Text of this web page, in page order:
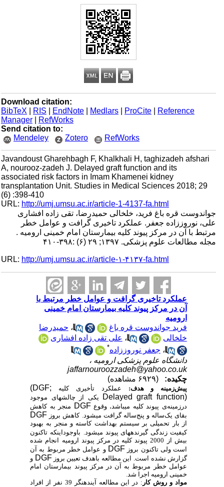
Download citation:
BibTeX
| RIS |EndNote |Medlars |ProCite |Reference
Manager
|RefWorks
Send citation to:
Mendeley
Zotero RefWorks
Javandoust Gharehbagh F, Khalkhali H, taghizadeh afshari
A, nourooz-zadeh J. Delayed graft function and its
associated risk factors in Imam Khamenei kidney
transplantation Unit. Studies in Medical Sciences 2018; 29
(6) :398-410
URL:http://umj.umsu.ac.ir/article-1-4137-fa.html
جواندوست قره باغ فرید، خلخالی حمیدرضا، تقی زاده افشاری
علی، نوروززاده جعفر. عملکرد تاخیری گرافت و عوامل خطر
مرتبط با آن در مرکز پیوند کلیه بیمارستان امام خمینی ارومیه .
مجله مطالعات علوم پزشکی. ۱۳۹۷; ۲۹ (۶) :۳۹۸-۴۱۰
URL:http://umj.umsu.ac.ir/article-۱-۴۱۳۷-fa.html
عملکرد تاخیری گرافت و عوامل خطر مرتبط با
آن در مرکز پیوند کلیه بیمارستان امام خمینی
ارومیه
فرید جواندوست قره باغ
،حمیدرضا
خلخالی
،علی تقی زاده افشاری
،جعفر نوروززاده
دانشگاه علوم پزشکی ارومیه ،
jaffarnouroozzadeh@yahoo.co.uk
چکیده:
پیش‌زمینه و هدف:عملکرد تأخیری کلیه
(DGF;
Delayed graft function)یکی از چالش­های موجود
درزمینه‌ی پیوند کلیه می­باشد.وقوعDGFمنجر به کاهش
بقای یک‌ساله و پنج‌ساله گرافت می­شود. کاهش بروزDGF
از بار تحمیلی بر سیستم بهداشت کاسته و منجر به بهبود
کیفیت زندگی گیرنده­های پیوند می­شود. باوجوداینکه تاکنون
بیش از 2000 پیوند کلیه در مرکز پیوند ارومیه انجام شده
است ولی تاکنون بروزDGFو عوامل خطر مربوط به آن
گزارش نشده است. این مطالعه باهدف تعیین بروزDGFو
عوامل خطر مربوط به آن در مرکز پیوند بیمارستان امام
خمینی ارومیه اجرا شد.
مواد و روش‌ کار
: در این مطالعه آینده­نگر 39 نفر از افراد